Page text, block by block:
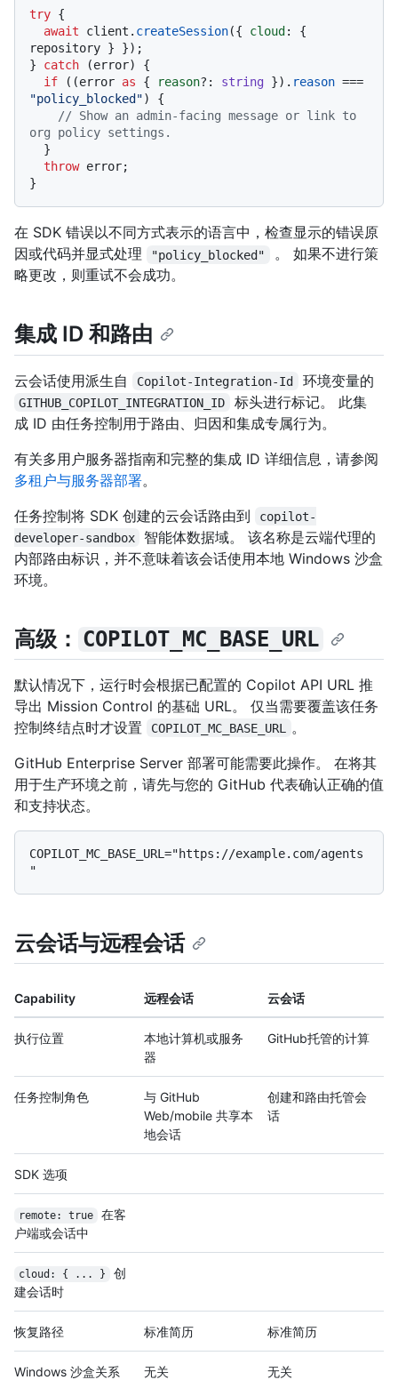
try {
await client. createSession({ cloud : {
repository } });
} catch (error) {
if ((error as { reason?: string }). reason
"policy_blocked") {
// Show an admin-facing message or link to
org policy settings.
throw error;
在 SDK 错误以不同方式表示的语言中，检查显示的错误原
因或代码并显式处理
"policy_blocked"
。 如果不进行策
略更改，则重试不会成功。
集成 ID 和路由
云会话使用派生自 Copilot-Integration-Id 环境变量的
GITHUB_COPILOT_INTEGRATION_ID
标头进行标记。 此集
成 ID 由任务控制用于路由、归因和集成专属行为。
有关多用户服务器指南和完整的集成 ID 详细信息，请参阅
多租户与服务器部署。
任务控制将 SDK 创建的云会话路由到
copilot-
developer-sandbox
智能体数据域。 该名称是云端代理的
内部路由标识，并不意味着该会话使用本地 Windows 沙盒
环境。
高级： COPILOT_MC_BASE_URL
默认情况下，运行时会根据已配置的 Copilot API URL 推
导出 Mission Control 的基础 URL。 仅当需要覆盖该任务
控制终结点时才设置
COPILOT_MC_BASE_URL
。
GitHub Enterprise Server 部署可能需要此操作。 在将其
用于生产环境之前，请先与您的 GitHub 代表确认正确的值
和支持状态。
COPILOT_MC_BASE_URL="https://example.com/agents
云会话与远程会话
Capability 远程会话 云会话
执行位置
本地计算机或服务
器
GitHub托管的计算
任务控制角色
与 GitHub
Web/mobile 共享本
地会话
创建和路由托管会
话
SDK 选项
remote: true
在客
户端或会话中
cloud: { ... }
创
建会话时
恢复路径 标准简历 标准简历
Windows 沙盒关系 无关 无关